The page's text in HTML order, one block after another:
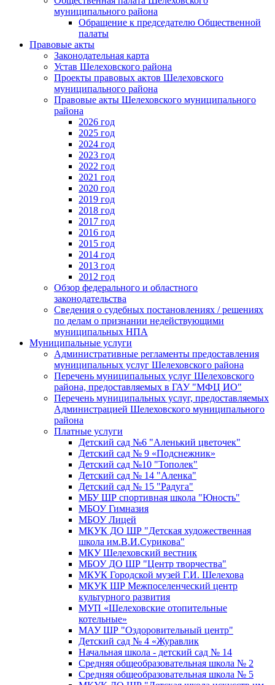
муниципального района
Обращение к председателю Общественной
палаты
Правовые акты
Законодательная карта
Устав Шелеховского района
Проекты правовых актов Шелеховского
муниципального района
Правовые акты Шелеховского муниципального
района
2026 год
2025 год
2024 год
2023 год
2022 год
2021 год
2020 год
2019 год
2018 год
2017 год
2016 год
2015 год
2014 год
2013 год
2012 год
Обзор федерального и областного
законодательства
Сведения о судебных постановлениях / решениях
по делам о признании недействующими
муниципальных НПА
Муниципальные услуги
Административные регламенты предоставления
муниципальных услуг Шелеховского района
Перечень муниципальных услуг Шелеховского
района, предоставляемых в ГАУ "МФЦ ИО"
Перечень муниципальных услуг, предоставляемых
Администрацией Шелеховского муниципального
района
Платные услуги
Детский сад №6 "Аленький цветочек"
Детский сад № 9 «Подснежник»
Детский сад №10 "Тополек"
Детский сад № 14 "Аленка"
Детский сад № 15 "Радуга"
МБУ ШР спортивная школа "Юность"
МБОУ Гимназия
МБОУ Лицей
МКУК ДО ШР "Детская художественная
школа им.В.И.Сурикова"
МКУ Шелеховский вестник
МБОУ ДО ШР "Центр творчества"
МКУК Городской музей Г.И. Шелехова
МКУК ШР Межпоселенческий центр
культурного развития
МУП «Шелеховские отопительные
котельные»
МАУ ШР "Оздоровительный центр"
Детский сад № 4 «Журавлик
Начальная школа - детский сад № 14
Средняя общеобразовательная школа № 2
Средняя общеобразовательная школа № 5